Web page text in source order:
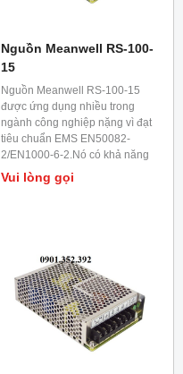
Nguồn Meanwell RS-100-
15
Nguồn Meanwell RS-100-15
được ứng dụng nhiều trong
ngành công nghiệp nặng vì đạt
tiêu chuẩn EMS EN50082-
2/EN1000-6-2.Nó có khả năng
chống rung lắc tốt nên được lắp
trong các máy móc khi hoạt
Vui lòng gọi